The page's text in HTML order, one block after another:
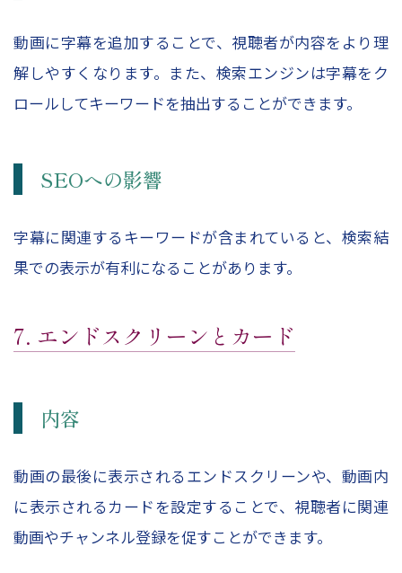
動画に字幕を追加することで、視聴者が内容をより理
解しやすくなります。また、検索エンジンは字幕をク
ロールしてキーワードを抽出することができます。
SEOへの影響
字幕に関連するキーワードが含まれていると、検索結
果での表示が有利になることがあります。
7. エンドスクリーンとカード
内容
動画の最後に表示されるエンドスクリーンや、動画内
に表示されるカードを設定することで、視聴者に関連
動画やチャンネル登録を促すことができます。